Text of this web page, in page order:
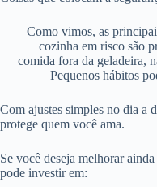
Como vimos, as
cozinha em risco são
comida fora da geladeira,
Pequenos hábitos
Com ajustes simples no dia a
protege quem você ama.
Se você deseja melhorar
pode investir em: